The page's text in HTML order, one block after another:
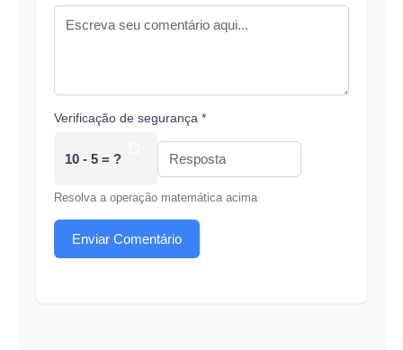
Verificação de segurança *
10 - 5 = ?
Resolva a operação matemática acima
Enviar Comentário